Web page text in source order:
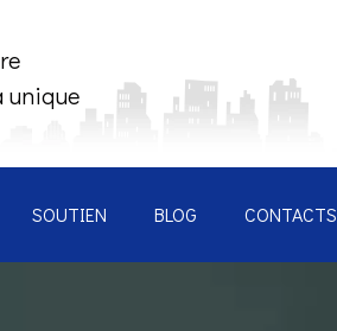
unique
SOUTIEN BLOG CONTACTS